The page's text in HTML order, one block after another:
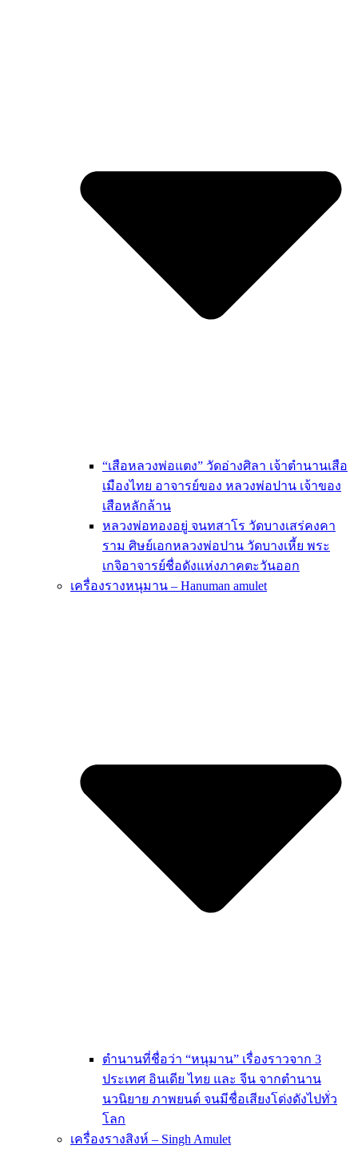
“เสือหลวงพ่อแตง” วัดอ่างศิลา เจ้าตำนานเสือ
เมืองไทย อาจารย์ของ หลวงพ่อปาน เจ้าของ
เสือหลักล้าน
หลวงพ่อทองอยู่ จนทสาโร วัดบางเสร่คงคา
ราม ศิษย์เอกหลวงพ่อปาน วัดบางเหี้ย พระ
เกจิอาจารย์ชื่อดังแห่งภาคตะวันออก
เครื่องรางหนุมาน – Hanuman amulet
ตำนานที่ชื่อว่า “หนุมาน” เรื่องราวจาก 3
ประเทศ อินเดีย ไทย และ จีน จากตำนาน
นวนิยาย ภาพยนต์ จนมีชื่อเสียงโด่งดังไปทั่ว
โลก
เครื่องรางสิงห์ – Singh Amulet